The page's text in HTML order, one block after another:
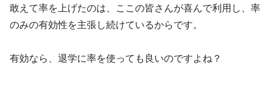
敢えて率を上げたのは、ここの皆さんが喜んで利用し、率
のみの有効性を主張し続けているからです。
有効なら、退学に率を使っても良いのですよね？